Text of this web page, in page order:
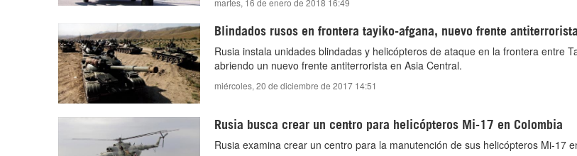
martes, 16 de enero de 2018 16:49
Blindados rusos en frontera tayiko-afgana, nuevo frente antiterrorista
Rusia instala unidades blindadas y helicópteros de ataque en la frontera entre
abriendo un nuevo frente antiterrorista en Asia Central.
miércoles, 20 de diciembre de 2017 14:51
Rusia busca crear un centro para helicópteros Mi-17 en Colombia
Rusia examina crear un centro para la manutención de sus helicópteros Mi-17